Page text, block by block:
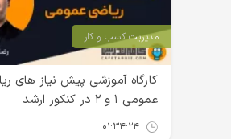
مدیریت کسب و کار
کارگاه آموزشی پیش‌ نیاز های
عمومی ۱ و ۲ در کنکور ارشد
۰۱:۳۴:۲۴